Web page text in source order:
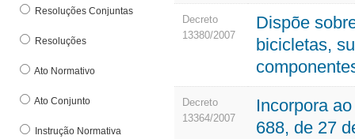
F
Fundo de Participação dos Municípos
G
Resoluções Conjuntas
Resoluções
Ato Normativo
Ato Conjunto
Instrução Normativa
Decreto
13380/2007
Dispõe
bicicletas,
Decreto
13364/2007
Incorpora
688, de 27